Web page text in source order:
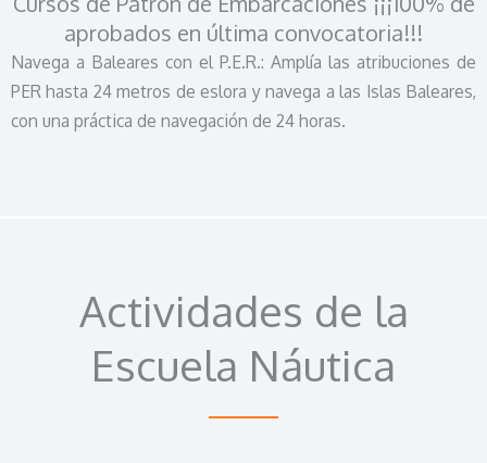
aprobados en última convocatoria!!!
Navega a Baleares con el P.E.R.: Amplía las atribuciones de
PER hasta 24 metros de eslora y navega a las Islas Baleares,
con una práctica de navegación de 24 horas.
Actividades de la
Escuela Náutica